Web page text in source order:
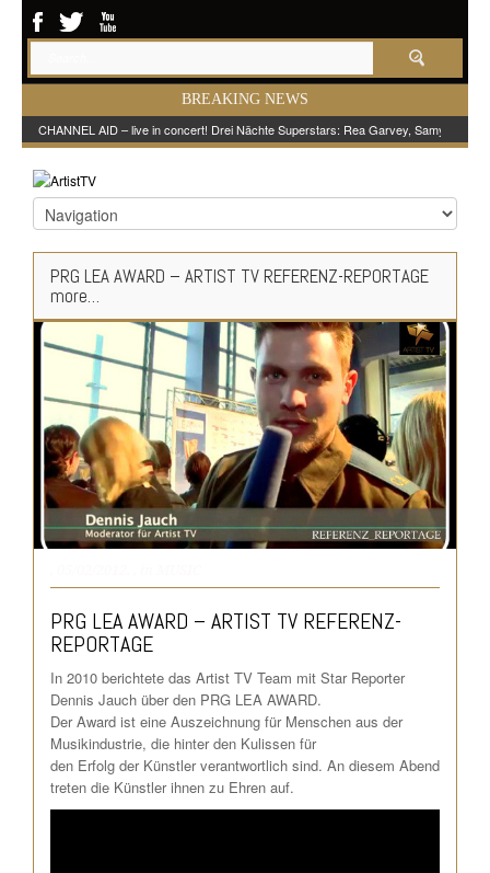
BREAKING NEWS
CHANNEL AID – live in concert! Drei Nächte Superstars: Rea Garvey, Samy
PRG LEA AWARD – ARTIST TV REFERENZ-REPORTAGE
more…
PRG LEA AWARD – ARTIST TV REFERENZ-
REPORTAGE
In 2010 berichtete das Artist TV Team mit Star Reporter
Dennis Jauch über den PRG LEA AWARD.
Der Award ist eine Auszeichnung für Menschen aus der
Musikindustrie, die hinter den Kulissen für
den Erfolg der Künstler verantwortlich sind. An diesem Abend
treten die Künstler ihnen zu Ehren auf.